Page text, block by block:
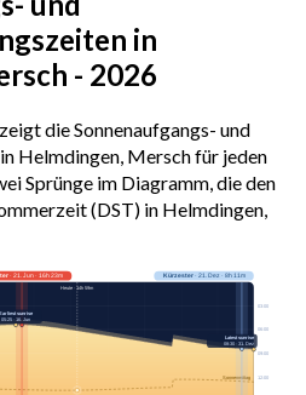
in
- 2026
die Sonnenaufgangs- und
Helmdingen, Mersch für jeden
Sprünge im Diagramm, die den
(DST) in Helmdingen,
Sonnenmittag
03:00
06:00
09:00
12:00
· 21. Jun · 16h 23m Kürzester· 21. Dez · 8h 11m
Heute · 14h 59m
Earliest sunrise
05:25 · 16. Jun
Latest sunrise
08:30 · 31. Dez